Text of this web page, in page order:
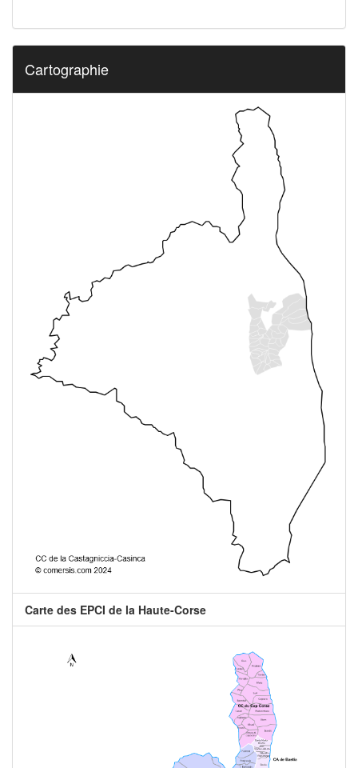
Cartographie
Carte des EPCI de la Haute-Corse